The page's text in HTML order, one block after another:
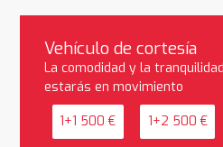
Vehículo de cortesía
La comodidad y la
estarás en movimiento
1+1 500 € 1+2 500 €